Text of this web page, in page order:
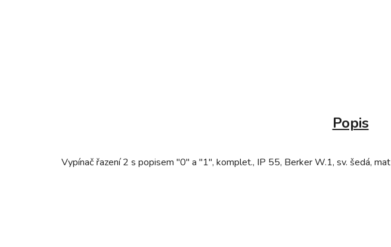
Popis
Vypínač řazení 2 s popisem "0" a "1", komplet., IP 55, Berker W.1, sv. šedá, mat